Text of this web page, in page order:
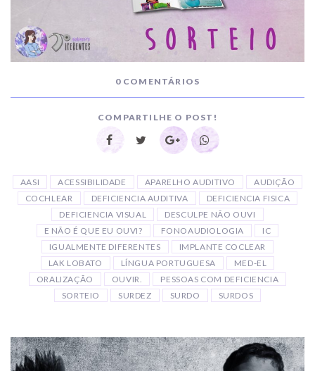
0 COMENTÁRIOS
COMPARTILHE O POST!
AASI ACESSIBILIDADE APARELHO AUDITIVO
AUDIÇÃO
COCHLEAR
DEFICIENCIA AUDITIVA
DEFICIENCIA FISICA
DEFICIENCIA VISUAL
DESCULPE NÃO OUVI
E NÃO É QUE EU OUVI?
FONOAUDIOLOGIA
IC
IGUALMENTE DIFERENTES
IMPLANTE COCLEAR
LAK LOBATO
LÍNGUA PORTUGUESA
MED-EL
ORALIZAÇÃO
OUVIR.
PESSOAS COM DEFICIENCIA
SORTEIO
SURDEZ SURDO SURDOS